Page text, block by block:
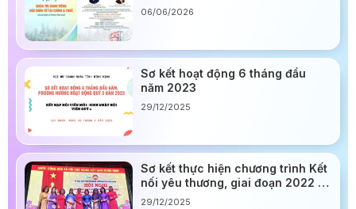
& thuế: Cơ hội nâng tầm quản trị
06/06/2026
Sơ kết hoạt động 6 tháng đầu
năm 2023
29/12/2025
Sơ kết thực hiện chương trình Kết
nối yêu thương, giai đoạn 2022 –
2024
29/12/2025